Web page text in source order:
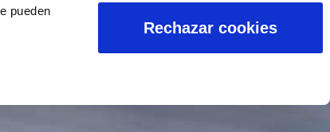
pueden
Rechazar cookies